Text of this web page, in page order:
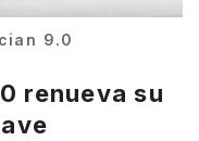
9.0
renueva su